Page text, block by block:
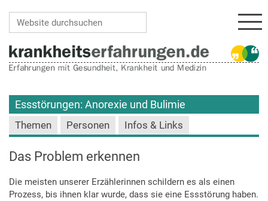
Essstörungen: Anorexie und Bulimie
Themen Personen Infos & Links
Das Problem erkennen
Die meisten unserer Erzählerinnen schildern es als einen
Prozess, bis ihnen klar wurde, dass sie eine Essstörung haben.